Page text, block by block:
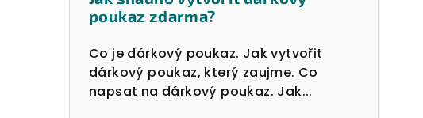
poukaz zdarma?
Co je dárkový poukaz. Jak vytvořit
dárkový poukaz, který zaujme. Co
napsat na dárkový poukaz. Jak...